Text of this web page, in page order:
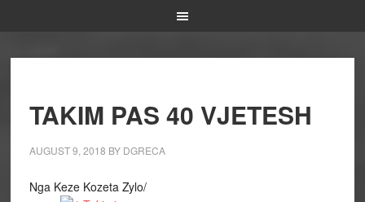
TAKIM PAS 40 VJETESH
AUGUST 9, 2018 BY DGRECA
Nga Keze Kozeta Zylo/